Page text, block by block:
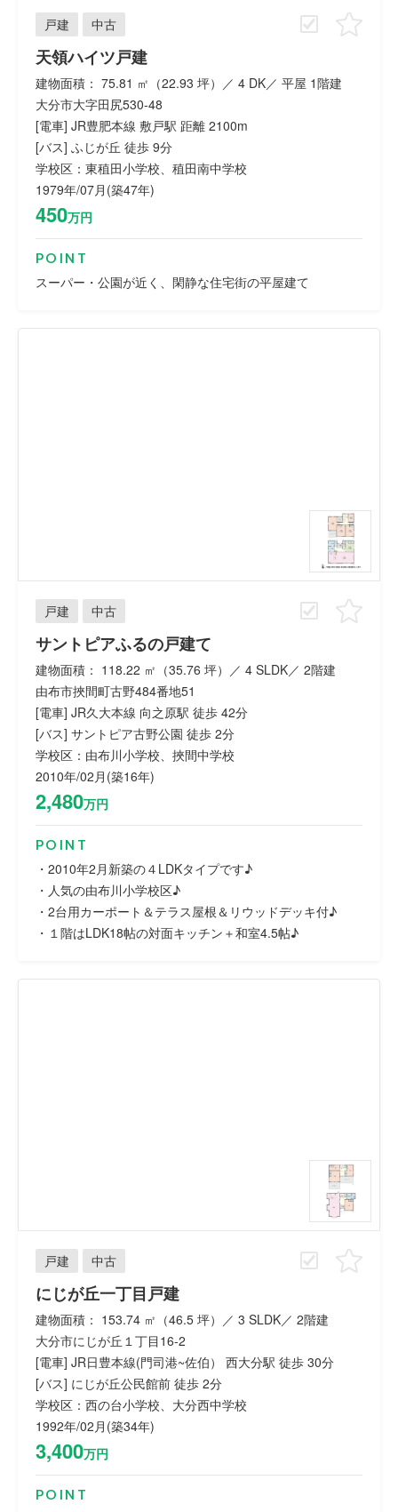
戸建 中古
天領ハイツ戸建
建物面積： 75.81 ㎡（22.93 坪）／ 4 DK／ 平屋 1階建
大分市大字田尻530‐48
[電車] JR豊肥本線 敷戸駅 距離 2100m
[バス] ふじが丘 徒歩 9分
学校区：東稙田小学校、稙田南中学校
1979年/07月(築47年)
450万円
POINT
スーパー・公園が近く、閑静な住宅街の平屋建て
戸建 中古
サントピアふるの戸建て
建物面積： 118.22 ㎡（35.76 坪）／ 4 SLDK／ 2階建
由布市挾間町古野484番地51
[電車] JR久大本線 向之原駅 徒歩 42分
[バス] サントピア古野公園 徒歩 2分
学校区：由布川小学校、挾間中学校
2010年/02月(築16年)
2,480万円
POINT
・2010年2月新築の４LDKタイプです♪
・人気の由布川小学校区♪
・2台用カーポート＆テラス屋根＆リウッドデッキ付♪
・１階はLDK18帖の対面キッチン＋和室4.5帖♪
戸建 中古
にじが丘一丁目戸建
建物面積： 153.74 ㎡（46.5 坪）／ 3 SLDK／ 2階建
大分市にじが丘１丁目16-2
[電車] JR日豊本線(門司港~佐伯） 西大分駅 徒歩 30分
[バス] にじが丘公民館前 徒歩 2分
学校区：西の台小学校、大分西中学校
1992年/02月(築34年)
3,400万円
POINT